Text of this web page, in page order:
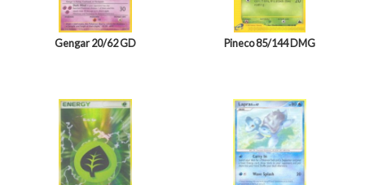
Gengar 20/62 GD Pineco 85/144 DMG